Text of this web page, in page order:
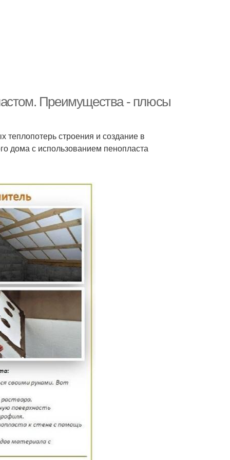
Преимущества - плюсы
теплопотерь строения и создание в
дома с использованием пенопласта